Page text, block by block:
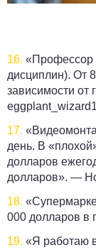
16. «Профессор
дисциплин). От
зависимости от
17.
день. В
долларов
долларов». —
18.
000 долларов в
19. «Я работаю